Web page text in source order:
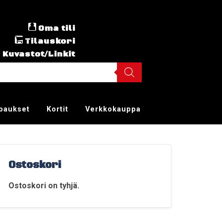
Oma tili
Tilauskori
Kuvastot/Linkit
Kortit Verkkokauppa
Ostoskori
Ostoskori on tyhjä.